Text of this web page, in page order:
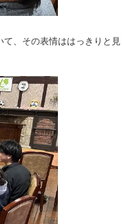
、その表情ははっきりと見